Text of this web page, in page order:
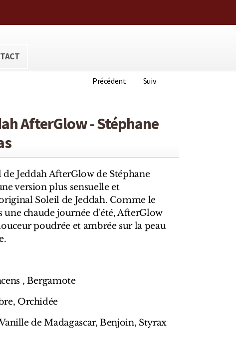
Précédent Suiv.
AfterGlow - Stéphane
Jeddah AfterGlow de Stéphane
version plus sensuelle et
Soleil de Jeddah. Comme le
une chaude journée d'été, AfterGlow
poudrée et ambrée sur la peau
, Bergamote
Orchidée
de Madagascar, Benjoin, Styrax